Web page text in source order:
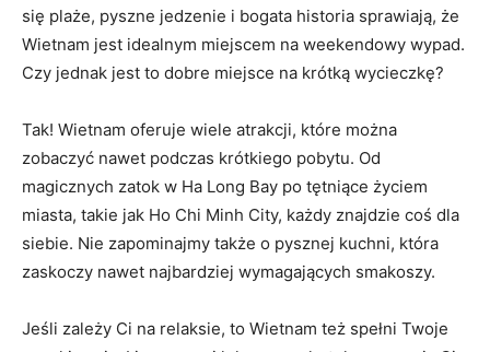
się⁢ plaże, pyszne​ jedzenie ‌i bogata historia⁤ sprawiają, ⁢że
⁢Wietnam jest ⁣idealnym⁣ miejscem na weekendowy ⁢wypad.
Czy jednak jest ⁣to dobre miejsce na krótką wycieczkę?
Tak! Wietnam oferuje ‍wiele atrakcji, które można
zobaczyć nawet podczas krótkiego pobytu. Od
magicznych zatok w Ha‌ Long‍ Bay po tętniące życiem​
miasta, takie jak Ho‌ Chi Minh City, każdy⁢ znajdzie coś dla
siebie. ⁤Nie zapominajmy ⁢także o pysznej kuchni, ‌która
zaskoczy nawet najbardziej wymagających smakoszy.
Jeśli zależy Ci na relaksie, ​to ‍Wietnam też spełni ⁢Twoje‌